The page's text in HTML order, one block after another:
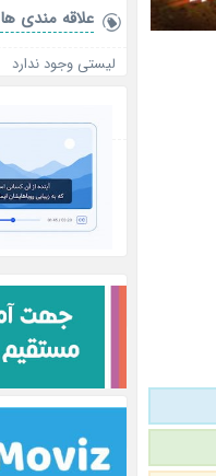
علاقه‌ مندی ها
لیستی وجود ندارد